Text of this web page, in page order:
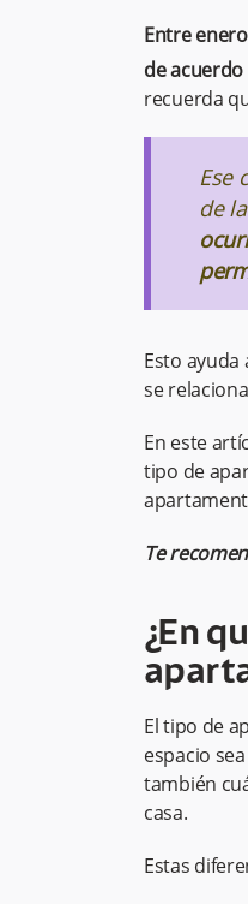
Entre
de
recuerda
Ese
de
Esto
se
En este
tipo de
Te
¿En
El tipo de
espacio
también
casa.
Estas